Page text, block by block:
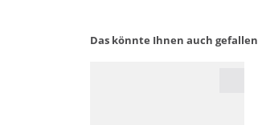
Das könnte Ihnen auch gefallen